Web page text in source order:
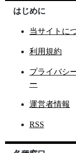
はじめに
当サイトに
利用規約
プライバシ
ー
運営者情報
RSS